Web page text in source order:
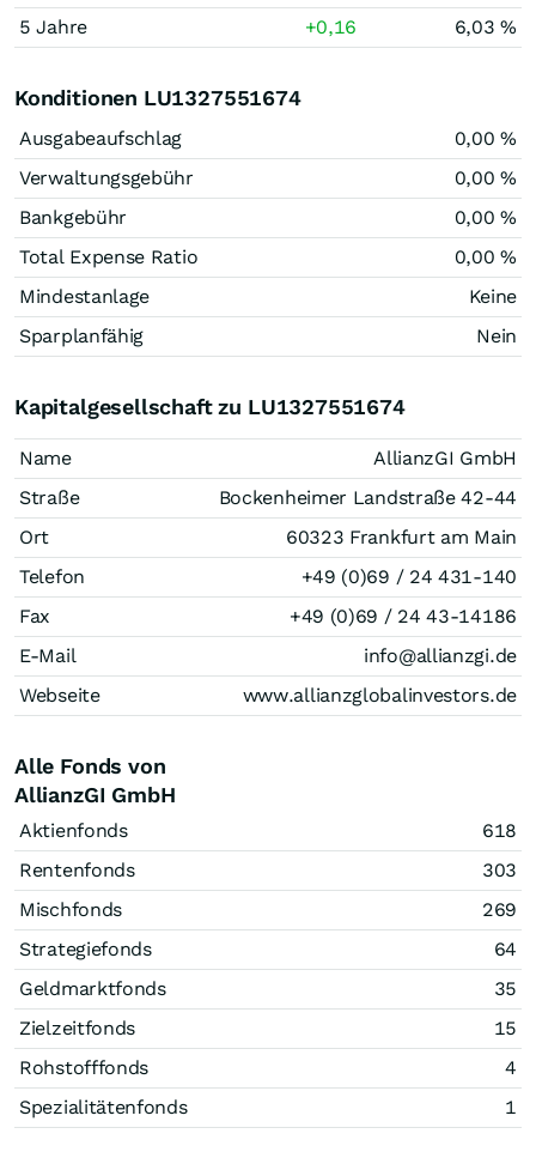
5 Jahre
+0,16 6,03 %
Konditionen LU1327551674
Ausgabeaufschlag
0,00 %
Verwaltungsgebühr
0,00 %
Bankgebühr
0,00 %
Total Expense Ratio
0,00 %
Mindestanlage
Keine
Sparplanfähig
Nein
Kapitalgesellschaft zu LU1327551674
Name
AllianzGI GmbH
Straße
Bockenheimer Landstraße 42-44
Ort
60323 Frankfurt am Main
Telefon
+49 (0)69 / 24 431-140
Fax
+49 (0)69 / 24 43-14186
E-Mail
info@allianzgi.de
Webseite
www.allianzglobalinvestors.de
Alle Fonds von
AllianzGI GmbH
Aktienfonds
618
Rentenfonds
303
Mischfonds
269
Strategiefonds
64
Geldmarktfonds
35
Zielzeitfonds
15
Rohstofffonds
4
Spezialitätenfonds
1